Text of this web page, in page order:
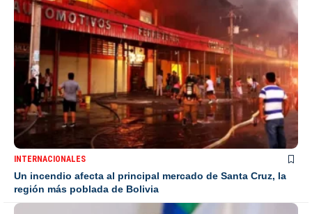
INTERNACIONALES
Un incendio afecta al principal mercado de Santa Cruz, la
región más poblada de Bolivia